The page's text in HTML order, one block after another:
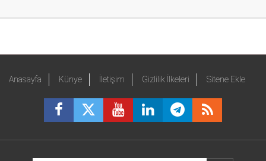
Anasayfa Künye İletişim Gizlilik İlkeleri Sitene Ekle